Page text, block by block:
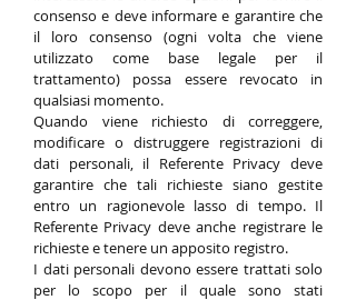
consenso e deve informare e garantire che
il loro consenso (ogni volta che viene
utilizzato come base legale per il
trattamento) possa essere revocato in
qualsiasi momento.
Quando viene richiesto di correggere,
modificare o distruggere registrazioni di
dati personali, il Referente Privacy deve
garantire che tali richieste siano gestite
entro un ragionevole lasso di tempo. Il
Referente Privacy deve anche registrare le
richieste e tenere un apposito registro.
I dati personali devono essere trattati solo
per lo scopo per il quale sono stati